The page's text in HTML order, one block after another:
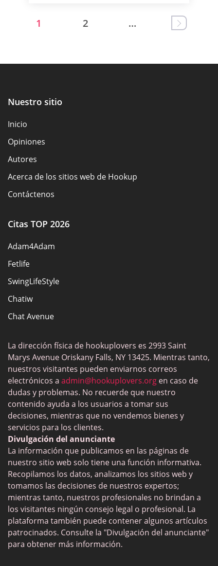
1 2 …
Nuestro sitio
Inicio
Opiniones
Autores
Acerca de los sitios web de Hookup
Contáctenos
Convertirse en socio
Mapa del sitio
Citas TOP 2026
Adam4Adam
Fetlife
SwingLifeStyle
Chatiw
Chat Avenue
Flingster
BlackPeopleMeet
Wireclub
Feabie.com
Biggercity
Fap CEO
Shagle
Spdate
eHarmony
Citas LGBT
Aplicaciones de citas
Sitios de Citas
La dirección física de hookuplovers es 2993 Saint
Marys Avenue Oriskany Falls, NY 13425. Mientras tanto,
nuestros visitantes pueden enviarnos correos
electrónicos a admin@hookuplovers.org en caso de
dudas y problemas. No recuerde que nuestro
contenido ayuda a los usuarios a tomar sus
decisiones, mientras que no vendemos bienes y
servicios para los clientes.
Divulgación del anunciante
La información que publicamos en las páginas de
nuestro sitio web solo tiene una función informativa.
Recopilamos los datos, analizamos los sitios web y
tomamos las decisiones de nuestros expertos;
mientras tanto, nuestros profesionales no brindan a
los visitantes ningún consejo legal o profesional. La
plataforma también puede contener algunos artículos
patrocinados. Consulte la "Divulgación del anunciante"
para obtener más información.